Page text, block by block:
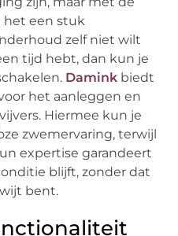
het een stuk
zelf niet wilt
tijd hebt, dan kun je
Damink biedt
het aanleggen en
Hiermee kun je
zwemervaring, terwijl
expertise garandeert
blijft, zonder dat
bent.